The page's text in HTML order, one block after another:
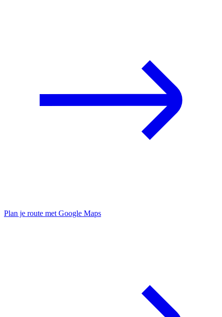
Plan je route met Google Maps